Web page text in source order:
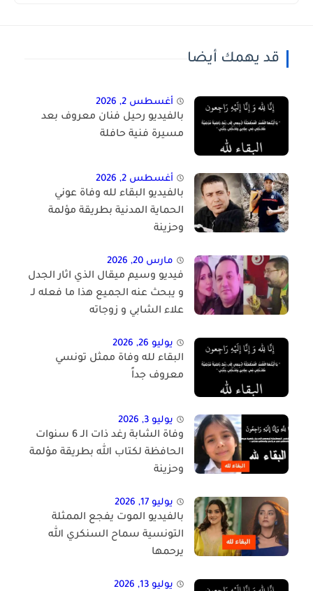
قد يهمك أيضا
أغسطس 2, 2026
بالفيديو رحيل فنان معروف بعد
مسيرة فنية حافلة
أغسطس 2, 2026
بالفيديو البقاء لله وفاة عوني
الحماية المدنية بطريقة مؤلمة
وحزينة
مارس 20, 2026
فيديو وسيم ميقال الذي اثار الجدل
و يبحث عنه الجميع هذا ما فعله لـ
علاء الشابي و زوجاته
يوليو 26, 2026
البقاء لله وفاة ممثل تونسي
معروف جداً
يوليو 3, 2026
وفاة الشابة رغد ذات الـ 6 سنوات
الحافظة لكتاب الله بطريقة مؤلمة
وحزينة
يوليو 17, 2026
بالفيديو الموت يفجع الممثلة
التونسية سماح السنكري الله
يرحمها
يوليو 13, 2026